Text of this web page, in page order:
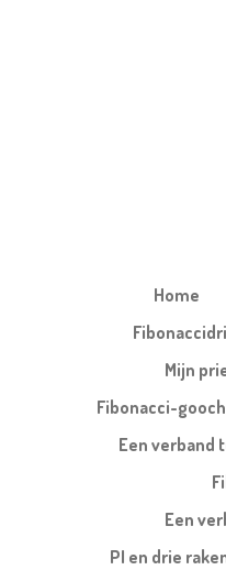
Home
Mijn
Fibonacci-
Een verband
Een
PI en drie